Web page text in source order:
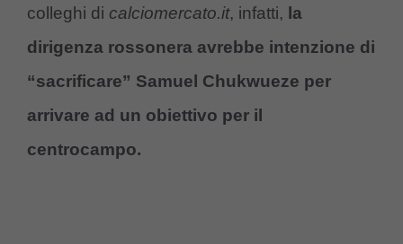
colleghi di calciomercato.it, infatti, la
dirigenza rossonera avrebbe intenzione di
“sacrificare” Samuel Chukwueze per
arrivare ad un obiettivo per il
centrocampo.